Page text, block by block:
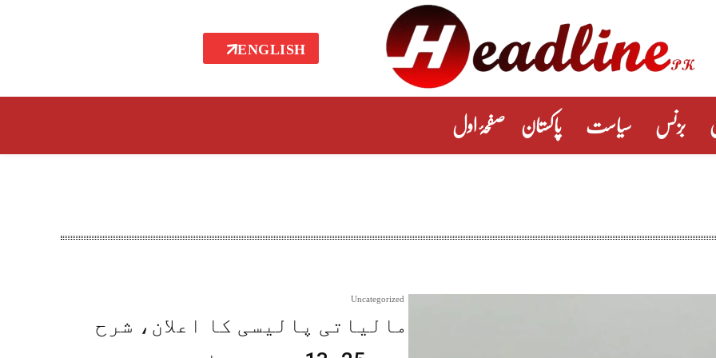
ENGLISH
بزنس سیاست پاکستان صفحۂ اول
Uncategorized
مالیاتی پالیسی کا اعلان، شرح